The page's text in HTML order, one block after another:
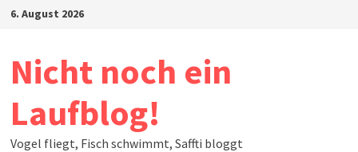
Zum6. August 2026
Nicht noch ein
Laufblog!
Vogel fliegt, Fisch schwimmt, Saffti bloggt